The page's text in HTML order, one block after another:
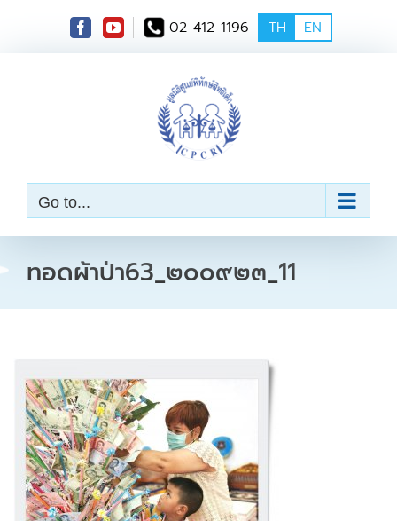
t
02-412-1196 TH EN
Go to...
ทอดผ้าป่า63_๒๐๐๙๒๓_11